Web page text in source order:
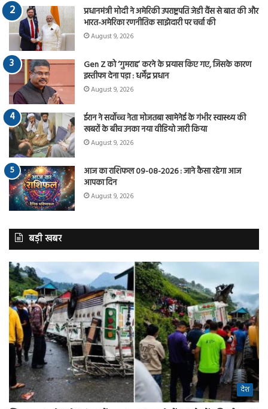
प्रधानमंत्री मोदी ने अमेरिकी उपराष्ट्रपति जेडी वैंस से बात की और
भारत-अमेरिका रणनीतिक साझेदारी पर चर्चा की
August 9, 2026
Gen Z को ‘गुमराह’ करने के प्रयास किए गए, जिसके कारण
इस्तीफा देना पड़ा : धर्मेंद्र प्रधान
August 9, 2026
ईरान ने सर्वोच्च नेता मोजतबा खामेनेई के गंभीर स्वास्थ्य की
खबरों के बीच उनका नया वीडियो जारी किया
August 9, 2026
आज का राशिफल 09-08-2026 : जाने कैसा रहेगा आज
आपका दिन
August 9, 2026
बड़ी खबर
देश